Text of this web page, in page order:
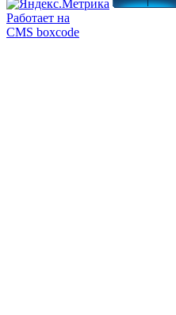
Работает на
CMS boxcode